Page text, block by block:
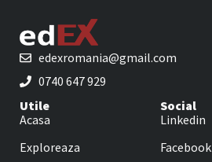
edexromania@gmail.com
0740 647 929
Utile
Acasa
Exploreaza
Social
Linkedin
Facebook